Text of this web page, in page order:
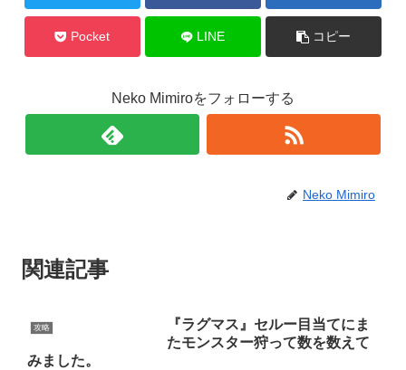
Pocket LINE コピー
Neko Mimiroをフォローする
Neko Mimiro
関連記事
攻略
『ラグマス』セルー目当てにま
たモンスター狩って数を数えて
みました。